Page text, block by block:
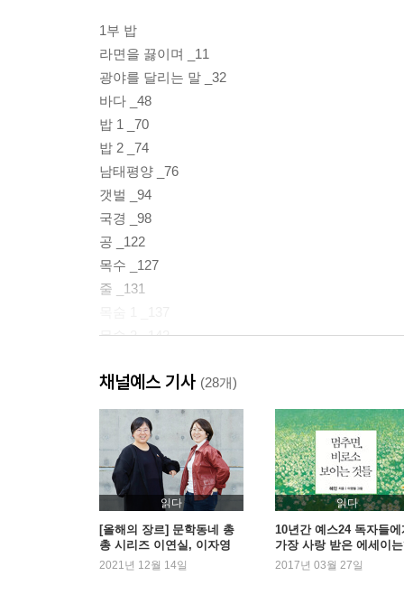
1부 밥
라면을 끓이며 _11
광야를 달리는 말 _32
바다 _48
밥 1 _70
밥 2 _74
남태평양 _76
갯벌 _94
국경 _98
공 _122
목수 _127
줄 _131
목숨 2 _142
2부 돈
세월호 _153
돈 1 _178
돈 2 _182
돈 3 _186
신호 _191
라파엘의 집 _195
서민 _197
러브 _201
채널예스 기사 (28개)
읽다
[올해의 장르] 문학동네 총
총 시리즈 이연실, 이자영
편집자
2021년 12월 14일
읽다
10년간 예스24 독자들에
가장 사랑 받은 에세이
2017년 03월 27일